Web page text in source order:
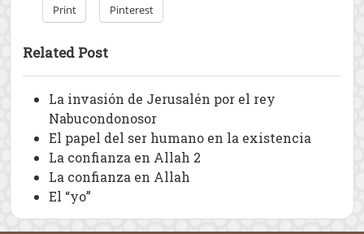
Print Pinterest
Related Post
La invasión de Jerusalén por el rey
Nabucondonosor
El papel del ser humano en la existencia
La confianza en Allah 2
La confianza en Allah
El “yo”